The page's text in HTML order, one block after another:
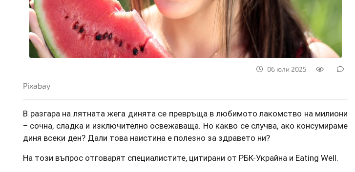
06 юли 2025
Pixabay
В разгара на лятната жега динята се превръща в любимото лакомство на милиони
– сочна, сладка и изключително освежаваща. Но какво се случва, ако консумираме
диня всеки ден? Дали това наистина е полезно за здравето ни?
На този въпрос отговарят специалистите, цитирани от РБК-Украйна и Eating Well.